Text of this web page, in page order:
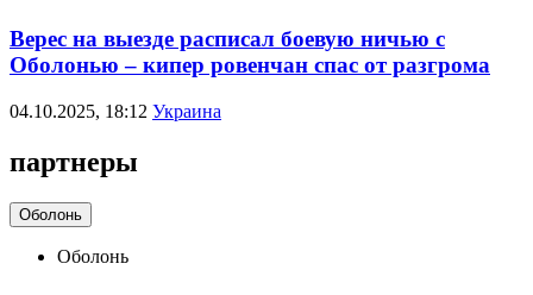
Верес на выезде расписал боевую ничью с
Оболонью – кипер ровенчан спас от разгрома
04.10.2025, 18:12 Украина
партнеры
Оболонь
Оболонь